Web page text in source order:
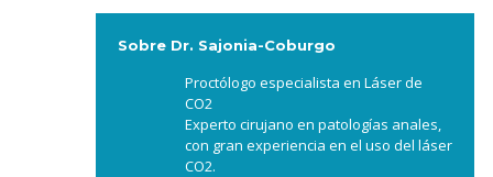
Sobre Dr. Sajonia-Coburgo
Proctólogo especialista en Láser de
CO2
Experto cirujano en patologías anales,
con gran experiencia en el uso del láser
CO2.